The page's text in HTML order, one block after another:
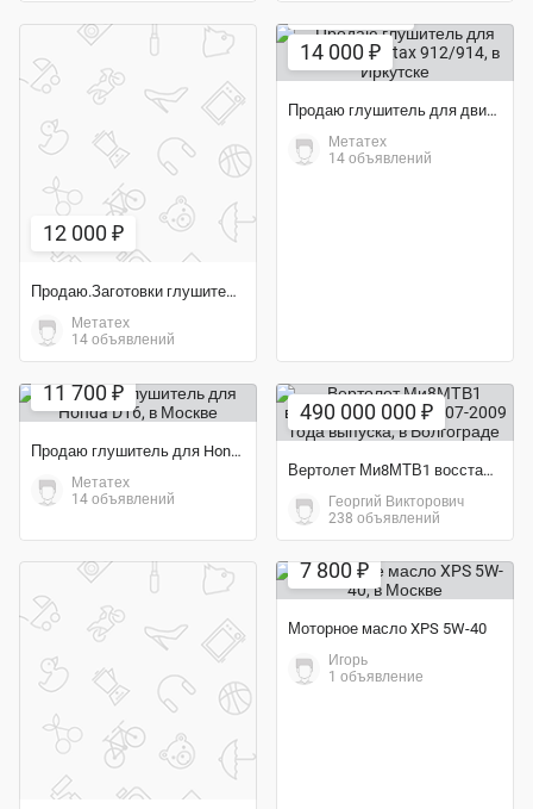
12 000 ₽
Продаю.Заготовки глушителя для РОТАКС 912. КИТ-набор для сам
Метатех
14 объявлений
14 000 ₽
Продаю глушитель для двигателя Rotax 912/914
Метатех
14 объявлений
11 700 ₽
Продаю глушитель для Honda D16
Метатех
14 объявлений
490 000 000 ₽
Вертолет Ми8МТВ1 восстановленный 2007-2009 года выпуска
Георгий Викторович
238 объявлений
7 800 ₽
Моторное масло XPS 5W-40
Игорь
1 объявление